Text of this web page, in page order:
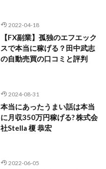
2022-04-18
【FX副業】孤独のエフエック
スで本当に稼げる？田中武志
の自動売買の口コミと評判
2024-08-31
本当にあったうまい話は本当
に月収350万円稼げる? 株式会
社Stella 榎 恭宏
2022-06-05